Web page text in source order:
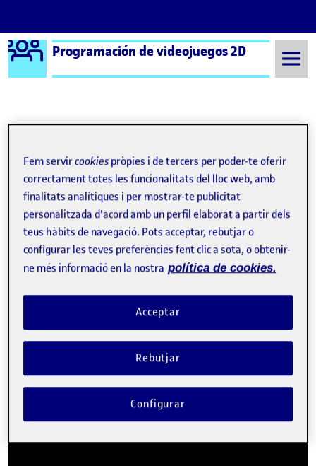
Saltar al contingut
Logo Ágora
Programación de videojuegos 2D
Navegació d'entrades
Anterior: PAC3 – Un joc d’Artilleria Següent
PAC 3 – Un joc d’artilleria –
Publicat per
Santiago Van Gelderen
Visibilitat:
Públic - Data de publicació
26 Des. 2022-comentariel PAC 3 – Un joc d’artilleria – Santi van
Fem servircookies pròpies i de tercers per poder-te oferir
correctament totes les funcionalitats del lloc web, amb
finalitats analítiques i per mostrar-te publicitat
personalitzada d'acord amb un perfil elaborat a partir dels
teus hàbits de navegació. Pots acceptar, rebutjar o
configurar les teves preferències fent clic a sota, o obtenir-
ne més informació en la nostra política de cookies.
Rebutjar
Acceptar
Configurar